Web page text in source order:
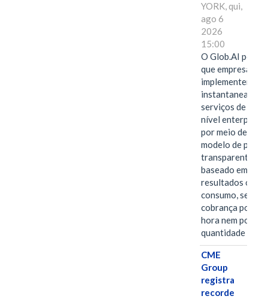
YORK, qui,
ago 6
2026
15:00
O Glob.AI
que empresas
implementem
serviços de IA de
nível enterprise
por meio de um
modelo de
transparente,
baseado em
resultados ou
consumo, sem
cobrança por
hora nem por
quantidade de…
CME
Group
registra
recorde